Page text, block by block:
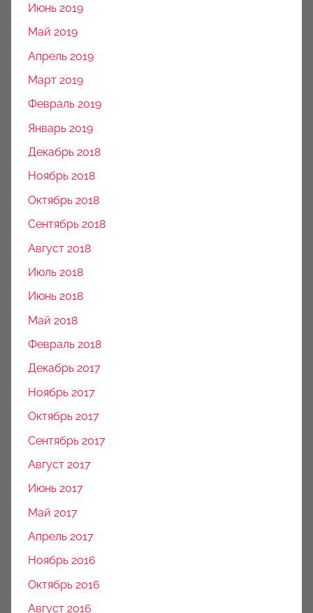
Июнь 2019
Май 2019
Апрель 2019
Март 2019
Февраль 2019
Январь 2019
Декабрь 2018
Ноябрь 2018
Октябрь 2018
Сентябрь 2018
Август 2018
Июль 2018
Июнь 2018
Май 2018
Февраль 2018
Декабрь 2017
Ноябрь 2017
Октябрь 2017
Сентябрь 2017
Август 2017
Июнь 2017
Май 2017
Апрель 2017
Ноябрь 2016
Октябрь 2016
Август 2016